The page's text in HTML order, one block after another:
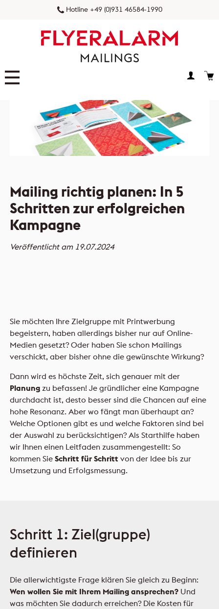
Hotline +49 (0)931 46584-1990
FLYERALARM Prospektverteilung
FLYERALARM Postaktuell
FLYERALARM Dialogpost
FLYERALARM Versandservice
FLYERALARM Mailings
Mailing richtig planen: In 5
Schritten zur erfolgreichen
Kampagne
Veröffentlicht am 19.07.2024
Sie möchten Ihre Zielgruppe mit Printwerbung
begeistern, haben allerdings bisher nur auf Online-
Medien gesetzt? Oder haben Sie schon Mailings
verschickt, aber bisher ohne die gewünschte Wirkung?
Dann wird es höchste Zeit, sich genauer mit der
Planung zu befassen! Je gründlicher eine Kampagne
durchdacht ist, desto besser sind die Chancen auf eine
hohe Resonanz. Aber wo fängt man überhaupt an?
Welche Optionen gibt es und welche Faktoren sind bei
der Auswahl zu berücksichtigen? Als Starthilfe haben
wir Ihnen einen Leitfaden zusammengestellt: So
kommen Sie Schritt für Schritt von der Idee bis zur
Umsetzung und Erfolgsmessung.
Schritt 1: Ziel(gruppe)
definieren
Die allerwichtigste Frage klären Sie gleich zu Beginn:
Wen wollen Sie mit Ihrem Mailing ansprechen? Und
was möchten Sie dadurch erreichen? Die Kosten für